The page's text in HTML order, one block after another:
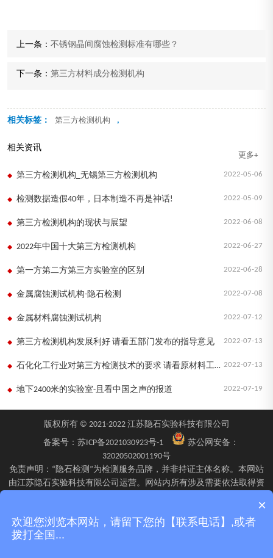
上一条： 不锈钢晶间腐蚀检测标准有哪些？
下一条： 第三方材料成分检测机构
相关标签： 第三方检测机构 ,
相关资讯
更多+
2022-05-06
第三方检测机构_无锡第三方检测机构
2022-05-09
检测数据造假40年，日本制造不再是神话!
2022-06-08
第三方检测机构的现状与展望
2022-06-27
2022年中国十大第三方检测机构
2022-06-28
第一方第二方第三方实验室的区别
2022-07-08
金属腐蚀测试机构-隐石检测
2022-07-12
金属材料腐蚀测试机构
2022-07-13
第三方检测机构发展利好 请看五部门发布的指导意见
2022-07-13
石化化工行业对第三方检测技术的要求 请看原材料工业司的指导意见
2022-07-19
地下2400米的实验室-且看中国之声的报道
版权所有 © 2021-2022 江苏隐石实验科技有限公司
备案号： 苏ICP备2021030923号-1
苏公网安备：
32020502001190号
免责声明：“隐石检测”为检测服务品牌，并非持证主体名称。本网站
由江苏隐石实验科技有限公司运营。网站内所有涉及需要依法取得资
石检验检测有限公司、四川隐石检验检测有限公司、南京隐石安全阀
校验有限公司在资质认定能力范围内具体实施并出具报告。不同检测
项目的资质适用范围、报告标识及出具主体可能不同，具体情况以双
×
欢迎您浏览本网站，请留下您的【联系电话】,或者
拨打全国...